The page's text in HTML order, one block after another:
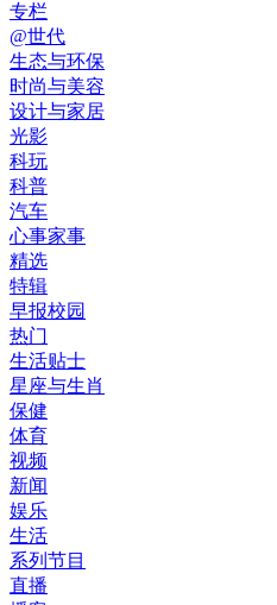
专栏
@世代
生态与环保
时尚与美容
设计与家居
光影
科玩
科普
汽车
心事家事
精选
特辑
早报校园
热门
生活贴士
星座与生肖
保健
体育
视频
新闻
娱乐
生活
系列节目
直播